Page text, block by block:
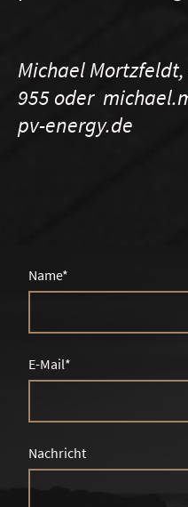
Michael Mortzfeldt,
955 oder
pv-energy.de
Name*
E-Mail*
Nachricht